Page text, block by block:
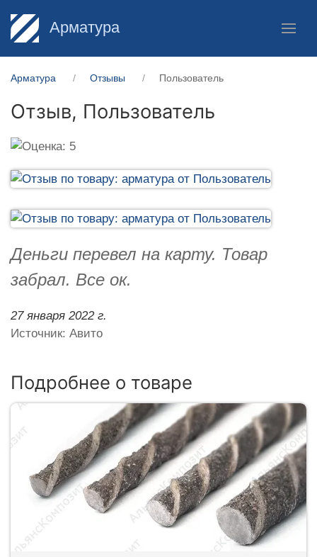
Арматура
Арматура Отзывы Пользователь
Отзыв, Пользователь
Деньги перевел на карту. Товар
забрал. Все ок.
27 января 2022 г.
Источник: Авито
Подробнее о товаре